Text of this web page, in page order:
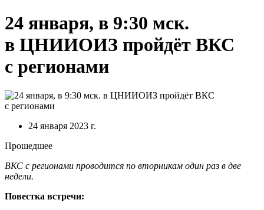
24 января, в 9:30 мск.
в ЦНИИОИЗ пройдёт ВКС
с регионами
24 января 2023 г.
Прошедшее
ВКС с регионами проводится по вторникам один раз в две
недели.
Повестка встречи: